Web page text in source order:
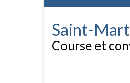
Saint-
Course et